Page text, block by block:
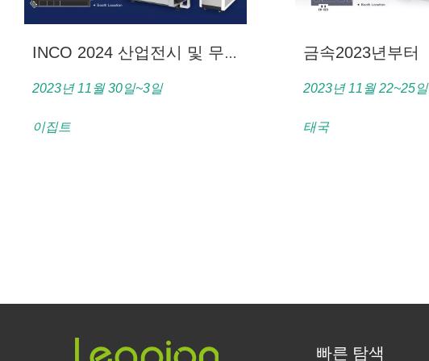
INCO 2024 산업전시 및 무역박람회
2023년 11월 30일~3일
이집트
금속2023년부터
2023년 11월 22~25일
태국
빠른 탐색